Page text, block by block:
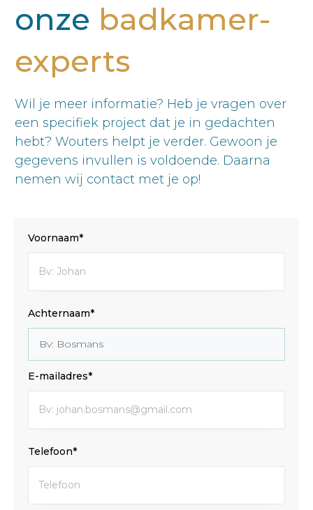
onze badkamer-
experts
Wil je meer informatie? Heb je vragen over
een specifiek project dat je in gedachten
hebt? Wouters helpt je verder. Gewoon je
gegevens invullen is voldoende. Daarna
nemen wij contact met je op!
Voornaam*
Achternaam*
E-mailadres*
Telefoon*